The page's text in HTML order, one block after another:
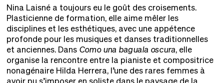
Nina Laisné a toujours eu le goût des croisements.
Plasticienne de formation, elle aime mêler les
disciplines et les esthétiques, avec une appétence
profonde pour les musiques et danses traditionnelles
et anciennes. Dans Como una baguala oscura, elle
organise la rencontre entre la pianiste et compositrice
nonagénaire Hilda Herrera, l’une des rares femmes à